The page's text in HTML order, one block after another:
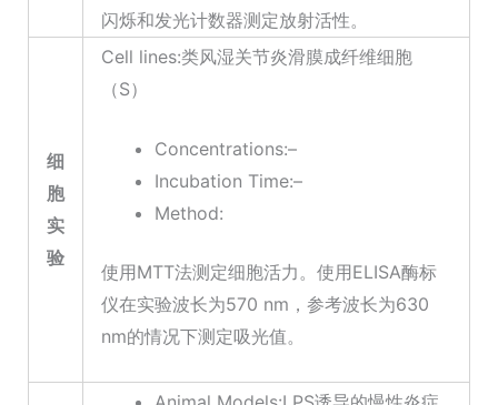
闪烁和发光计数器测定放射活性。
细
胞
实
验
Cell lines:类风湿关节炎滑膜成纤维细胞
（S）
Concentrations:–
Incubation Time:–
Method:
使用MTT法测定细胞活力。使用ELISA酶标
仪在实验波长为570 nm，参考波长为630
nm的情况下测定吸光值。